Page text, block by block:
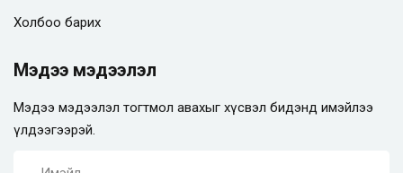
Холбоо барих
Мэдээ мэдээлэл
Мэдээ мэдээлэл тогтмол авахыг хүсвэл бидэнд имэйлээ
үлдээгээрэй.